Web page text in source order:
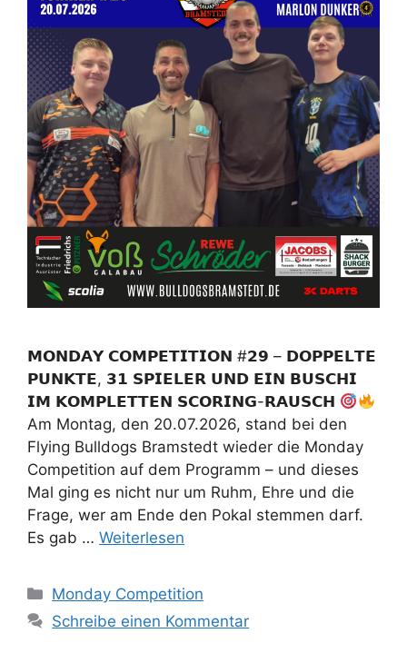
𝗠𝗢𝗡𝗗𝗔𝗬 𝗖𝗢𝗠𝗣𝗘𝗧𝗜𝗧𝗜𝗢𝗡 #𝟮𝟵 – 𝗗𝗢𝗣𝗣𝗘𝗟𝗧𝗘
𝗣𝗨𝗡𝗞𝗧𝗘, 𝟯𝟭 𝗦𝗣𝗜𝗘𝗟𝗘𝗥 𝗨𝗡𝗗 𝗘𝗜𝗡 𝗕𝗨𝗦𝗖𝗛𝗜
𝗜𝗠 𝗞𝗢𝗠𝗣𝗟𝗘𝗧𝗧𝗘𝗡 𝗦𝗖𝗢𝗥𝗜𝗡𝗚-𝗥𝗔𝗨𝗦𝗖𝗛
Am Montag, den 20.07.2026, stand bei den
Flying Bulldogs Bramstedt wieder die Monday
Competition auf dem Programm – und dieses
Mal ging es nicht nur um Ruhm, Ehre und die
Frage, wer am Ende den Pokal stemmen darf.
Es gab … Weiterlesen
Kategorien
Monday Competition
Schreibe einen Kommentar